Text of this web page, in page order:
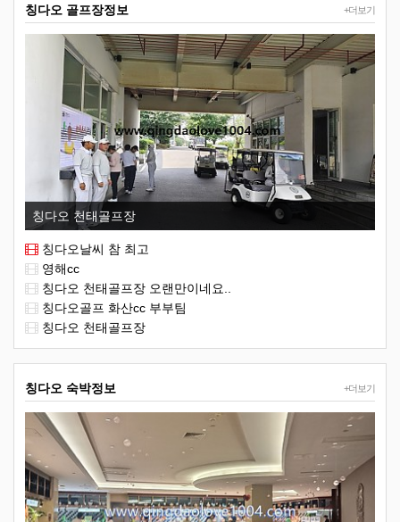
+더보기
칭다오 골프장정보
칭다오 천태골프장
칭다오날씨 참 최고
영해cc
칭다오 천태골프장 오랜만이네요..
칭다오골프 화산cc 부부팀
칭다오 천태골프장
+더보기
칭다오 숙박정보